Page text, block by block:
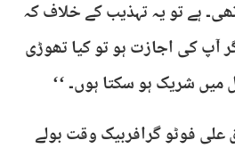
ہے تو یہ تہذیب کے خلاف کہ
آپ کی اجازت ہو تو کیا تھوڑی
شریک ہو سکتا ہوں۔ ‘‘
فوٹو گرافربیک وقت بولے